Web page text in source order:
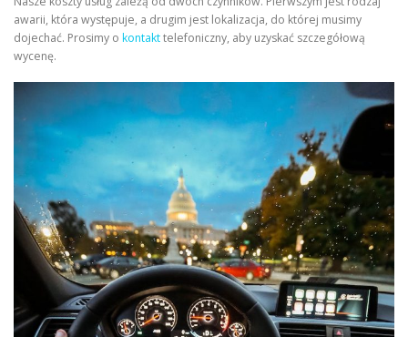
awarii, która występuje, a drugim jest lokalizacja, do której musimy
dojechać. Prosimy o kontakttelefoniczny, aby uzyskać szczegółową
wycenę.